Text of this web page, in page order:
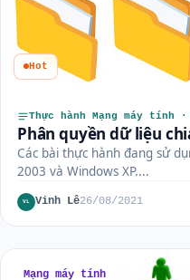
Hot
Thực hành Mạng máy tính
Phân quyền dữ liệu
Các bài thực hành đang sử
2003 và Windows XP....
VL Vinh Lê26/08/2021
Mạng máy tính